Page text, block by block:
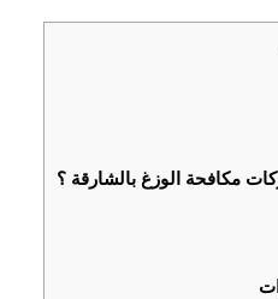
مكافحة الوزغ بالشارقة ؟